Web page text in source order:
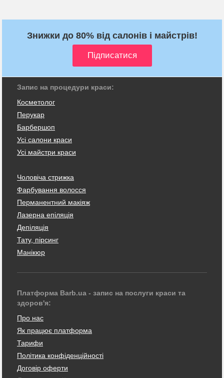
Знижки до 80% від салонів і майстрів!
Запис на процедури краси:
Косметолог
Перукар
Барбершоп
Усі салони краси
Усі майстри краси
Чоловіча стрижка
Фарбування волосся
Перманентний макіяж
Лазерна епіляція
Депіляція
Тату, пірсинг
Манікюр
Платформа Barb.ua - запис на послуги краси та
здоров'я:
Про нас
Як працює платформа
Тарифи
Політика конфіденційності
Договір оферти